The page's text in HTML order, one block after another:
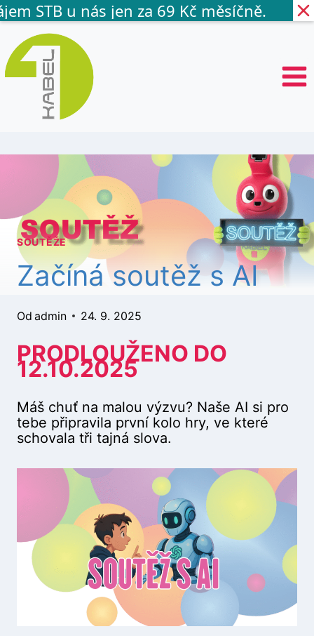
STB u nás jen za 69 Kč měsíčně.
P
e
s
t
SOUTĚŽE
Začíná soutěž s AI
Od admin 24. 9. 2025
PRODLOUŽENO DO
12.10.2025
Máš chuť na malou výzvu? Naše AI si pro
tebe připravila první kolo hry, ve které
schovala tři tajná slova.